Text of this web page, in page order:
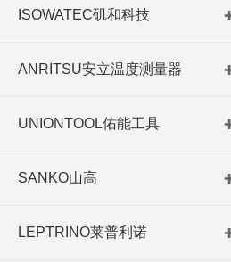
ISOWATEC矶和科技
ANRITSU安立温度测量器
UNIONTOOL佑能工具
SANKO山高
LEPTRINO莱普利诺